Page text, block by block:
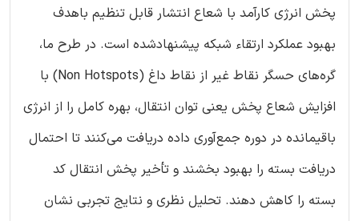
پخش انرژی کارآمد با شعاع انتشار قابل تنظیم باهدف
بهبود عملکرد ارتقاء شبکه پیشنهادشده است. در طرح ما،
گره‌های حسگر نقاط غیر از نقاط داغ (Non Hotspots) با
افزایش شعاع پخش یعنی توان انتقال، بهره کامل را از انرژی
باقیمانده در دوره جمع‌آوری داده دریافت می‌کنند تا احتمال
دریافت بسته را بهبود بخشند و تأخیر پخش انتقال کد
بسته را کاهش دهند. تحلیل نظری و نتایج تجربی نشان